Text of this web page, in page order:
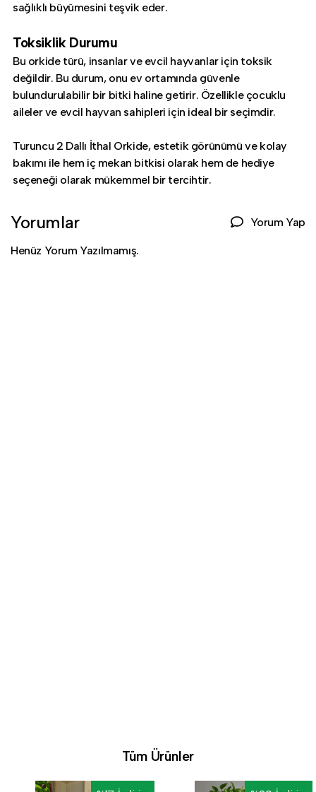
sağlıklı büyümesini teşvik eder.
Toksiklik Durumu
Bu orkide türü, insanlar ve evcil hayvanlar için toksik
değildir. Bu durum, onu ev ortamında güvenle
bulundurulabilir bir bitki haline getirir. Özellikle çocuklu
aileler ve evcil hayvan sahipleri için ideal bir seçimdir.
Turuncu 2 Dallı İthal Orkide, estetik görünümü ve kolay
bakımı ile hem iç mekan bitkisi olarak hem de hediye
seçeneği olarak mükemmel bir tercihtir.
Yorumlar Yorum Yap
Henüz Yorum Yazılmamış.
Tüm Ürünler